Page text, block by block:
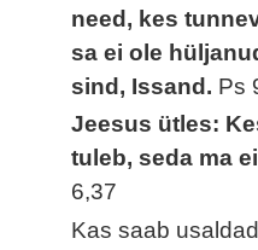
need, kes
sa ei ole
sind, Issand. Ps
Jeesus ütles:
tuleb, seda ma
6,37
Kas saab